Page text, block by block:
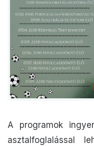
A programok
asztalfoglalással